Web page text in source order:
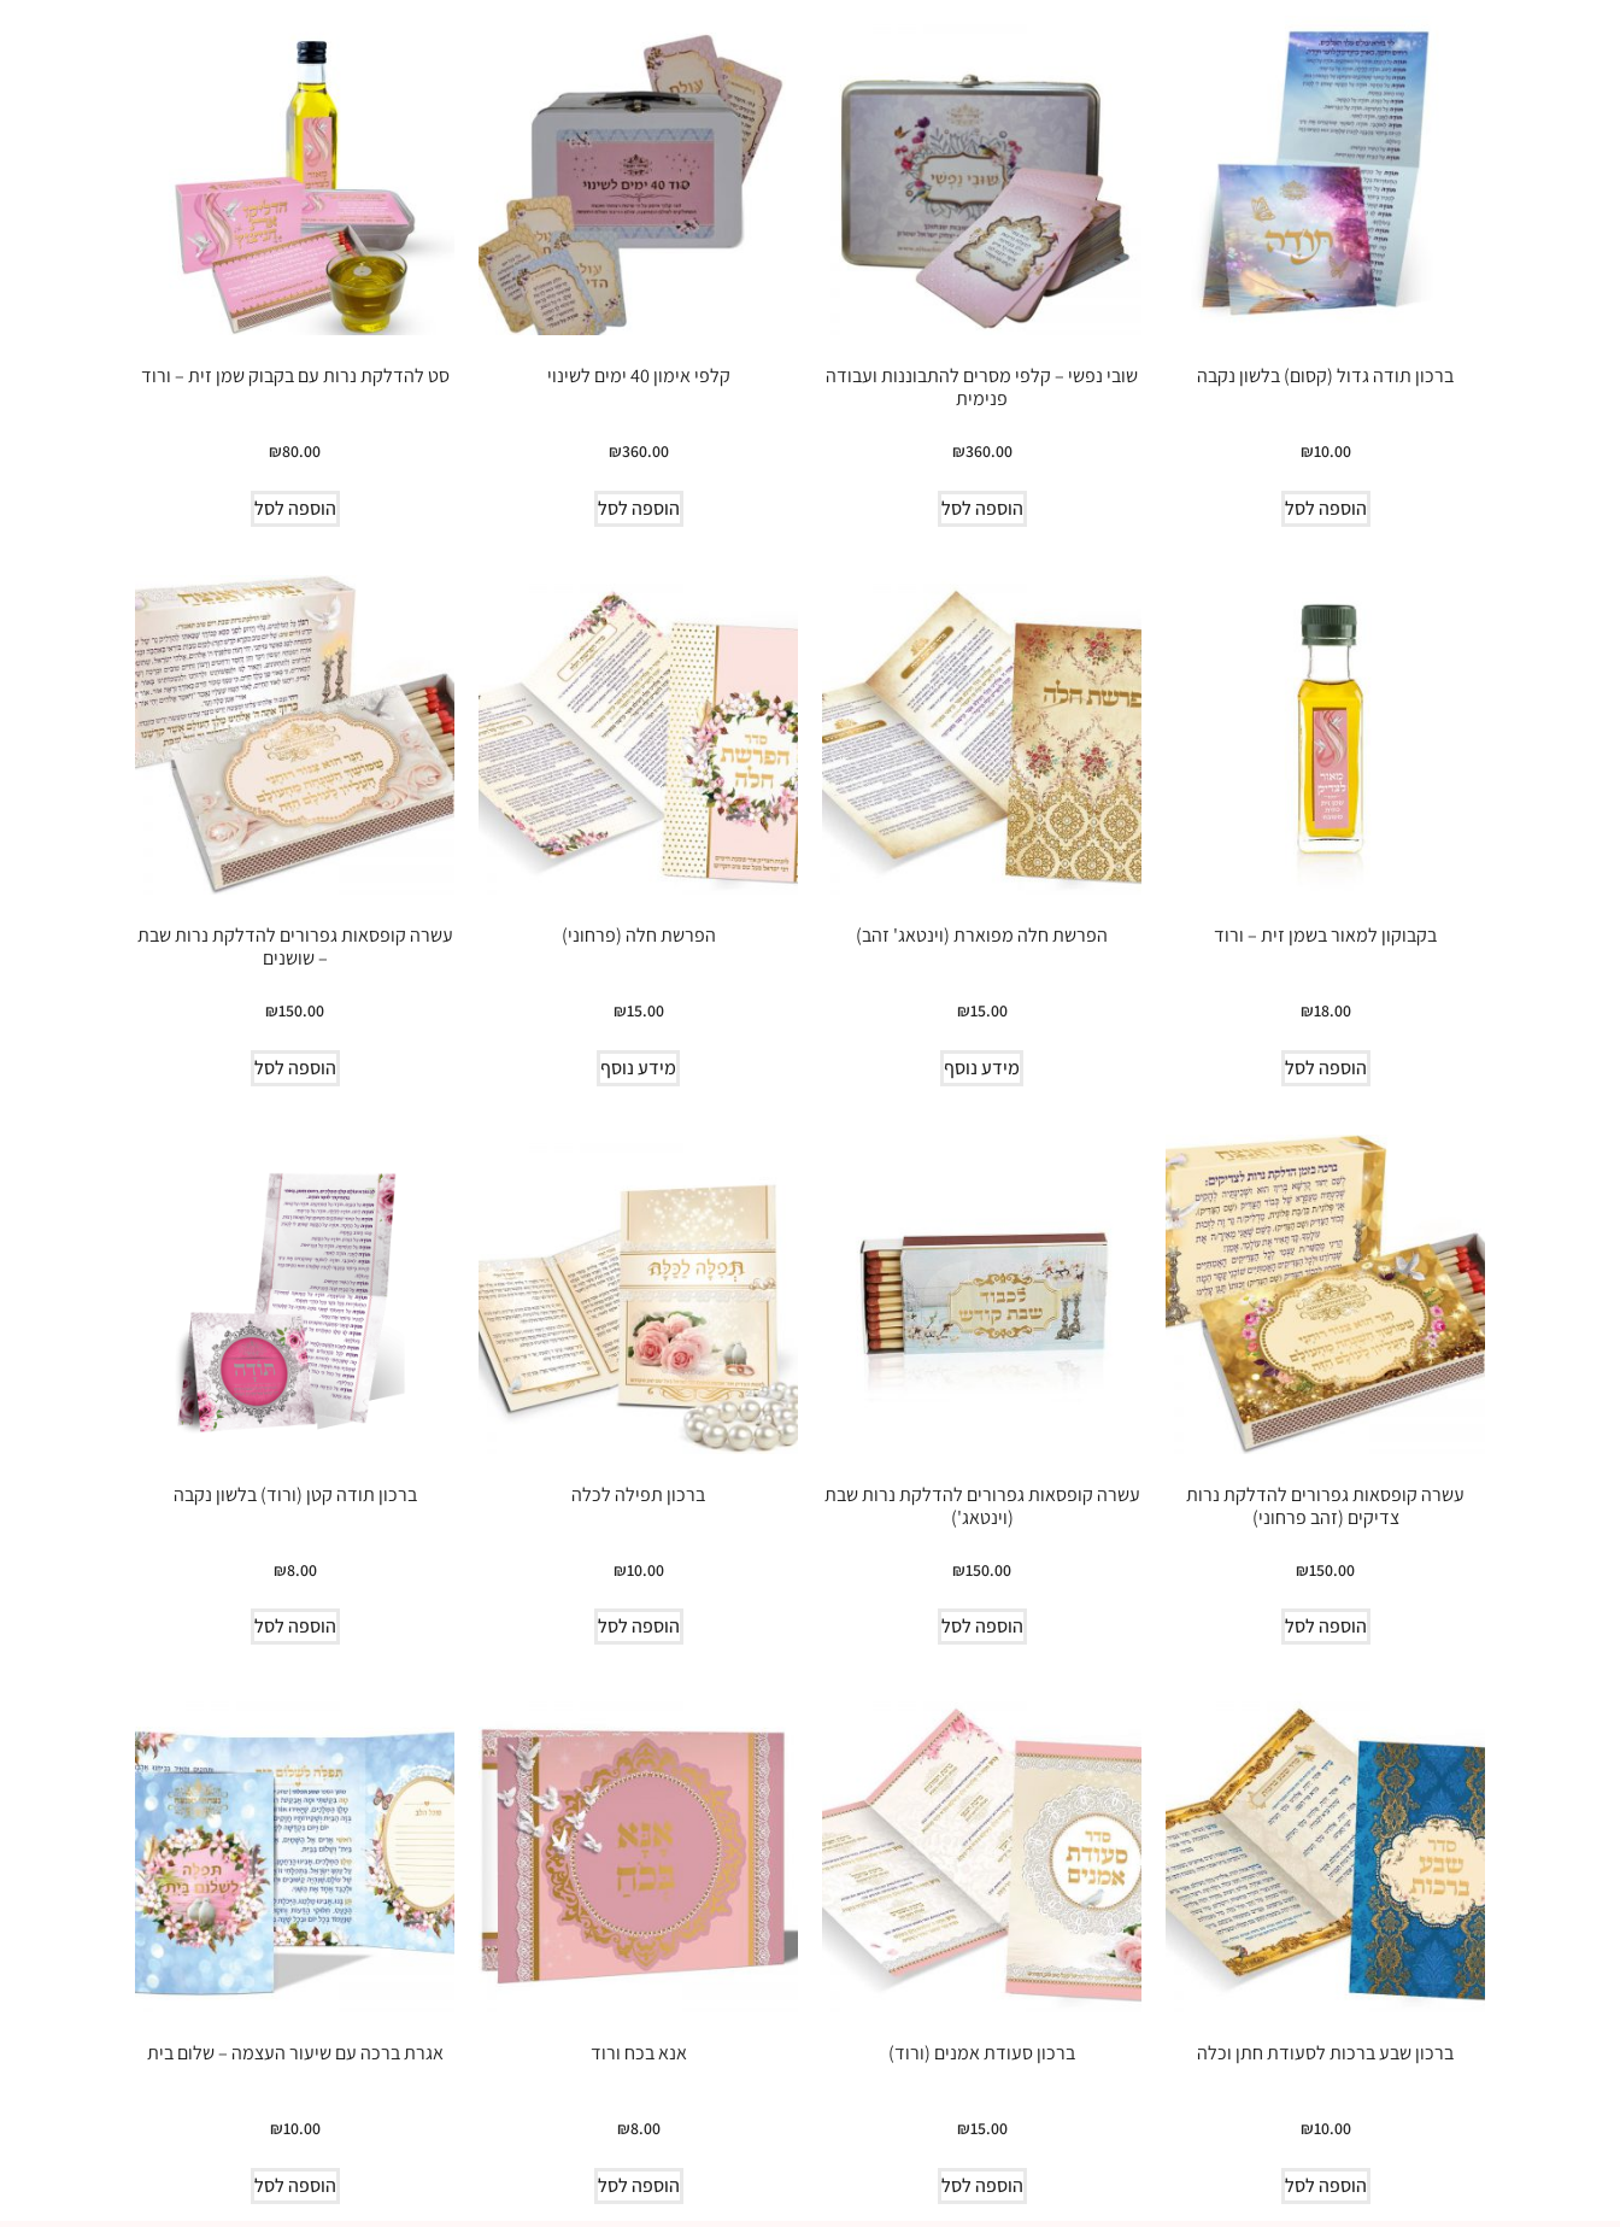
ברכון תודה גדול (קסום) בלשון נקבה
₪10.00
הוספה לסל
שובי נפשי – קלפי מסרים להתבוננות ועבודה
פנימית
₪360.00
הוספה לסל
קלפי אימון 40 ימים לשינוי
₪360.00
הוספה לסל
סט להדלקת נרות עם בקבוק שמן זית – ורוד
₪80.00
הוספה לסל
בקבוקון למאור בשמן זית – ורוד
₪18.00
הוספה לסל
הפרשת חלה מפוארת (וינטאג' זהב)
₪15.00
מידע נוסף
הפרשת חלה (פרחוני)
₪15.00
מידע נוסף
עשרה קופסאות גפרורים להדלקת נרות שבת
– שושנים
₪150.00
הוספה לסל
עשרה קופסאות גפרורים להדלקת נרות
צדיקים (זהב פרחוני)
₪150.00
הוספה לסל
עשרה קופסאות גפרורים להדלקת נרות שבת
(וינטאג')
₪150.00
הוספה לסל
ברכון תפילה לכלה
₪10.00
הוספה לסל
ברכון תודה קטן (ורוד) בלשון נקבה
₪8.00
הוספה לסל
ברכון שבע ברכות לסעודת חתן וכלה
₪10.00
הוספה לסל
ברכון סעודת אמנים (ורוד)
₪15.00
הוספה לסל
אנא בכח ורוד
₪8.00
הוספה לסל
אגרת ברכה עם שיעור העצמה – שלום בית
₪10.00
הוספה לסל